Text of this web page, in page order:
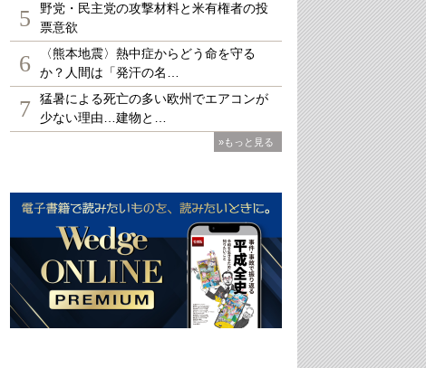
5
野党・民主党の攻撃材料と米有権者の投
票意欲
6
〈熊本地震〉熱中症からどう命を守る
か？人間は「発汗の名…
7
猛暑による死亡の多い欧州でエアコンが
少ない理由…建物と…
»もっと見る